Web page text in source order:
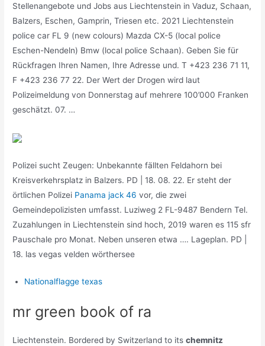
Stellenangebote und Jobs aus Liechtenstein in Vaduz, Schaan,
Balzers, Eschen, Gamprin, Triesen etc. 2021 Liechtenstein
police car FL 9 (new colours) Mazda CX-5 (local police
Eschen-Nendeln) Bmw (local police Schaan). Geben Sie für
Rückfragen Ihren Namen, Ihre Adresse und. T +423 236 71 11,
F +423 236 77 22. Der Wert der Drogen wird laut
Polizeimeldung von Donnerstag auf mehrere 100’000 Franken
geschätzt. 07. …
Polizei sucht Zeugen: Unbekannte fällten Feldahorn bei
Kreisverkehrsplatz in Balzers. PD | 18. 08. 22. Er steht der
örtlichen Polizei Panama jack 46 vor, die zwei
Gemeindepolizisten umfasst. Luziweg 2 FL-9487 Bendern Tel.
Zuzahlungen in Liechtenstein sind hoch, 2019 waren es 115 sfr
Pauschale pro Monat. Neben unseren etwa …. Lageplan. PD |
18. las vegas velden wörthersee
Nationalflagge texas
mr green book of ra
Liechtenstein. Bordered by Switzerland to itschemnitz